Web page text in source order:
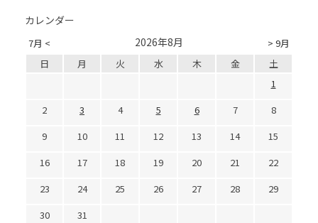
カレンダー
7月 < > 9月
2026年8月
日 月 火 水 木 金
土
1
2
3 4 5 6 7
8
9
10 11 12 13 14
15
16
17 18 19 20 21
22
23
24 25 26 27 28
29
30
31